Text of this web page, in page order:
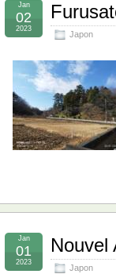
Japon
Jan
02
2023
Nouvel
Japon
Jan
01
2023